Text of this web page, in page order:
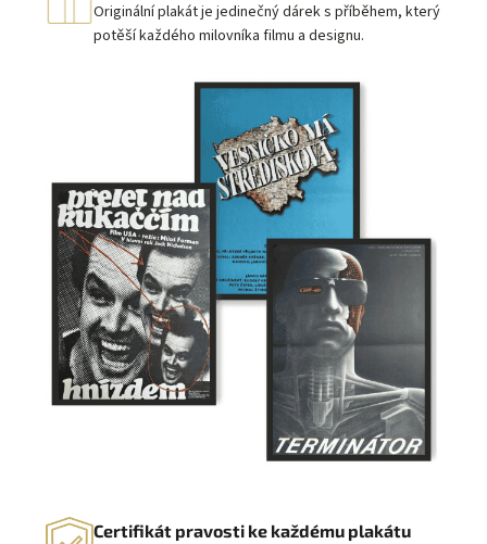
Originální plakát je jedinečný dárek s příběhem, který
potěší každého milovníka filmu a designu.
Certifikát pravosti ke každému plakátu